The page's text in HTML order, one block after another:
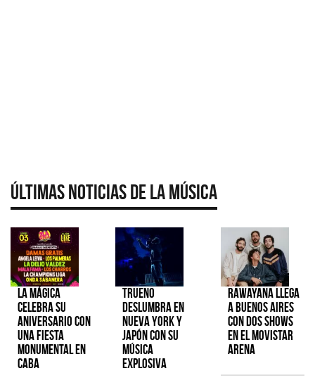
Últimas Noticias de la Música
La Mágica
celebra su
aniversario con
una fiesta
monumental en
CABA
TRUENO
deslumbra en
Nueva York y
Japón con su
música
explosiva
Rawayana llega
a Buenos Aires
con dos shows
en el Movistar
Arena